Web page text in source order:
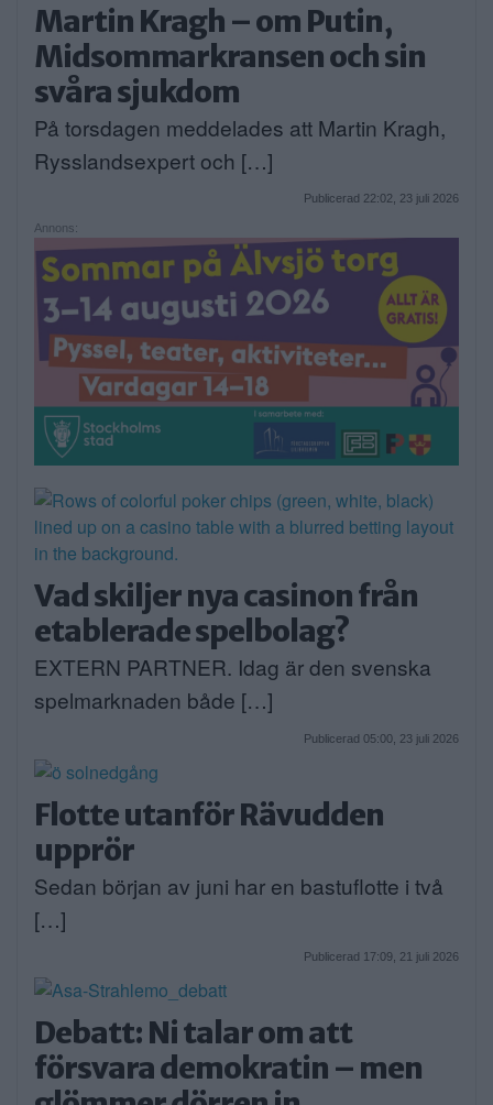
Martin Kragh – om Putin,
Midsommarkransen och sin
svåra sjukdom
På torsdagen meddelades att Martin Kragh,
Rysslandsexpert och […]
Publicerad 22:02, 23 juli 2026
Annons:
Vad skiljer nya casinon från
etablerade spelbolag?
EXTERN PARTNER. Idag är den svenska
spelmarknaden både […]
Publicerad 05:00, 23 juli 2026
Flotte utanför Rävudden
upprör
Sedan början av juni har en bastuflotte i två
[…]
Publicerad 17:09, 21 juli 2026
Debatt: Ni talar om att
försvara demokratin – men